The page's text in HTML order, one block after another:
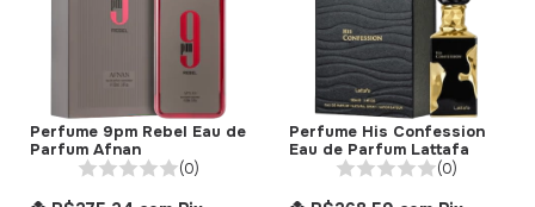
Perfume 9pm Rebel Eau de
Parfum Afnan
(0)
Perfume His Confession
Eau de Parfum Lattafa
(0)